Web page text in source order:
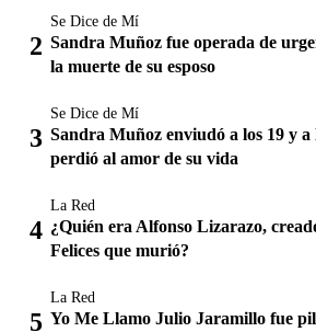
Se Dice de Mí
Sandra Muñoz fue operada de
la muerte de su esposo
Se Dice de Mí
Sandra Muñoz enviudó a los 19 y a
perdió al amor de su vida
La Red
¿Quién era Alfonso Lizarazo,
Felices que murió?
La Red
Yo Me Llamo Julio Jaramillo fue